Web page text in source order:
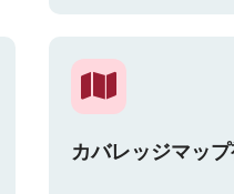
カバレッジマッ